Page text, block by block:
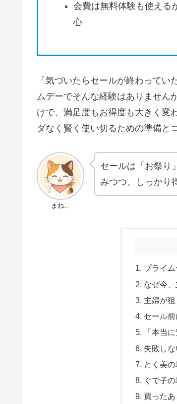
会費は無料体験も使える
心
「気づいたらセールが終わって
ムデーでそんな経験はありません
けで、満足度もお得度も大きく変
ダなく賢く使い切るための準備と
まねこ
セールは「お祭り
みつつ、しっかり
プライ
なぜ今
主婦が
セール
「本当
失敗し
とく美
ぐで子
買った